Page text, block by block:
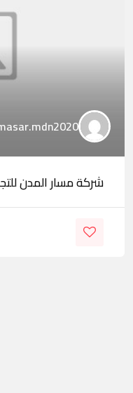
شركة مسار المدن